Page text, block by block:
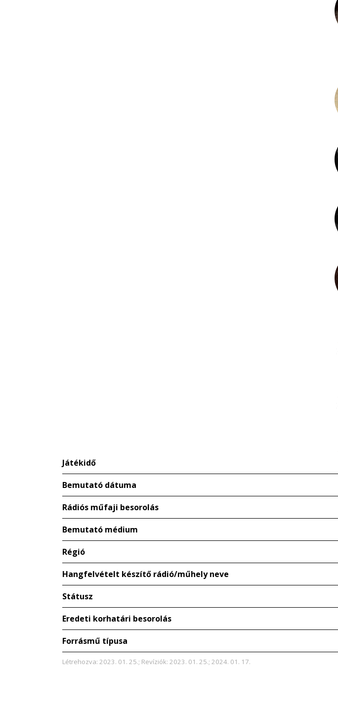
Játékidő
Bemutató dátuma
Rádiós műfaji besorolás
Bemutató médium
Régió
Hangfelvételt készítő rádió/műhely neve
Státusz
Eredeti korhatári besorolás
Forrásmű típusa
Létrehozva: 2023. 01. 25.; Revíziók: 2023. 01. 25.; 2024. 01. 17.